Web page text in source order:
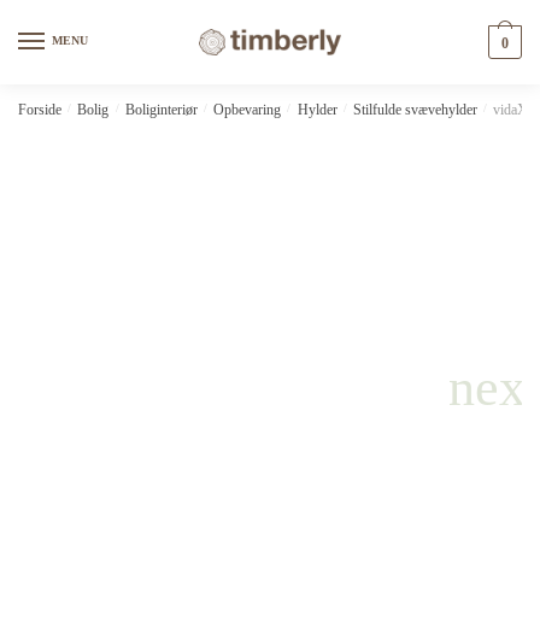
MENU 0
Forside Bolig Boliginteriør Opbevaring Hylder Stilfulde svævehylder vidaXL